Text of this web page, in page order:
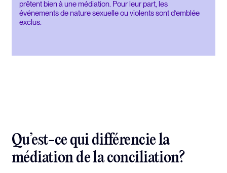
prêtent bien à une médiation. Pour leur part, les
événements de nature sexuelle ou violents sont d’emblée
exclus.
Qu’est-ce qui différencie la
médiation de la conciliation?